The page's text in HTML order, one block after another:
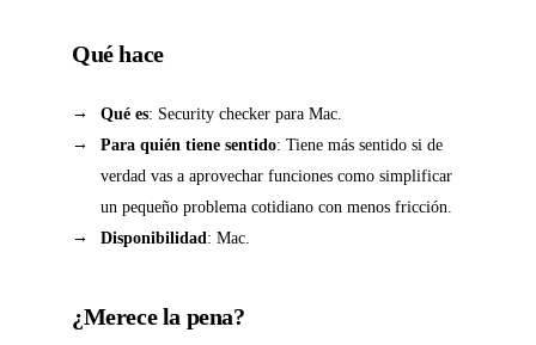
Qué hace
Qué es: Security checker para Mac.
Para quién tiene sentido: Tiene más sentido si de
verdad vas a aprovechar funciones como simplificar
un pequeño problema cotidiano con menos fricción.
Disponibilidad: Mac.
¿Merece la pena?